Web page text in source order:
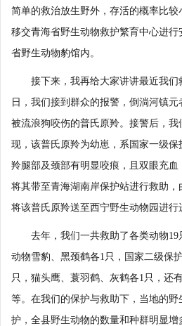
简单的救治放生野外，存活的概率比
移交青海省野生动物救护繁育中心进
省野生动物豹馆内。
接下来，我再给大家讲讲最近我们
日，我们接到群众的报警，倒淌河镇
被流浪狗咬伤的普氏原羚。接警后，
现，该普氏原羚为幼崽，系国家一级
羚腿部及颈部有明显咬痕，且双眼充
将其带至青海湖南岸保护站进行救助
将该普氏原羚送至西宁野生动物园进行
去年，我们一共救助了各类动物19
动物雪豹、黑颈鹤各1只，国家二级保
只，猫头鹰、蓑羽鹤、灰鹤各1只，还
等。在我们的保护与救助下，当地的
护，全县野生动物的数量和种群明显